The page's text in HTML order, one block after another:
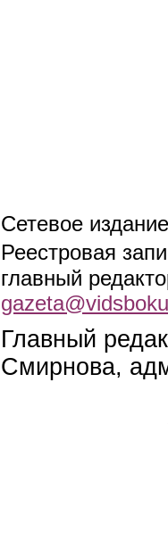
Сетевое
Реестровая
главный
Главный
Смирнова,